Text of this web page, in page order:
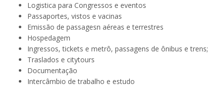
Logistica para Congressos e eventos
Passaportes, vistos e vacinas
Emissão de passagesn aéreas e terrestres
Hospedagem
Ingressos, tickets e metrô, passagens de ônibus e trens;
Traslados e citytours
Documentação
Intercâmbio de trabalho e estudo